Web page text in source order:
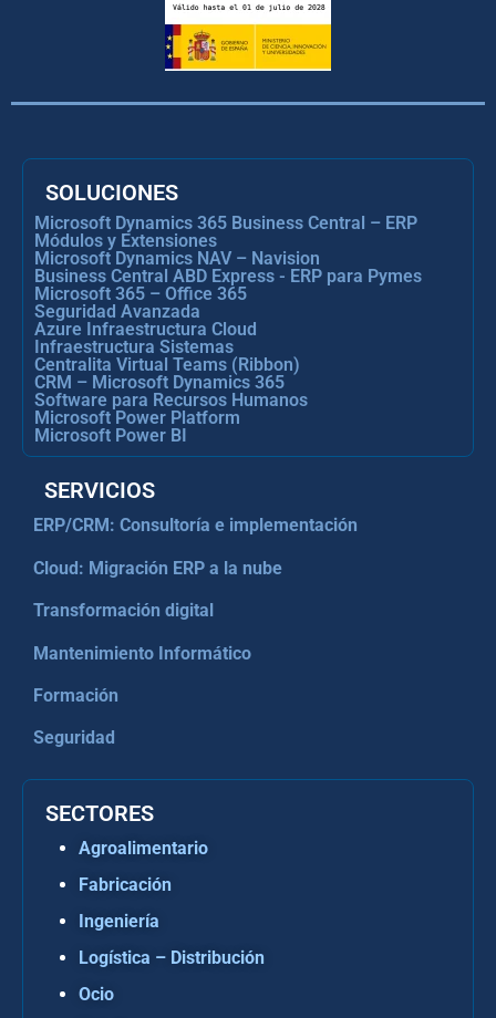
SOLUCIONES
Microsoft Dynamics 365 Business Central – ERP
Módulos y Extensiones
Microsoft Dynamics NAV – Navision
Business Central ABD Express - ERP para Pymes
Microsoft 365 – Office 365
Seguridad Avanzada
Azure Infraestructura Cloud
Infraestructura Sistemas
Centralita Virtual Teams (Ribbon)
CRM – Microsoft Dynamics 365
Software para Recursos Humanos
Microsoft Power Platform
Microsoft Power BI
SERVICIOS
ERP/CRM: Consultoría e implementación
Cloud: Migración ERP a la nube
Transformación digital
Mantenimiento Informático
Formación
Seguridad
SECTORES
Agroalimentario
Fabricación
Ingeniería
Logística – Distribución
Ocio